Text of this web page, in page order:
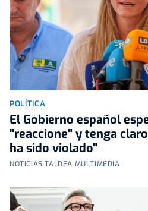
POLÍTICA
El Gobierno español
"reaccione" y tenga
ha sido violado"
NOTICIAS TALDEA MULTIMEDIA